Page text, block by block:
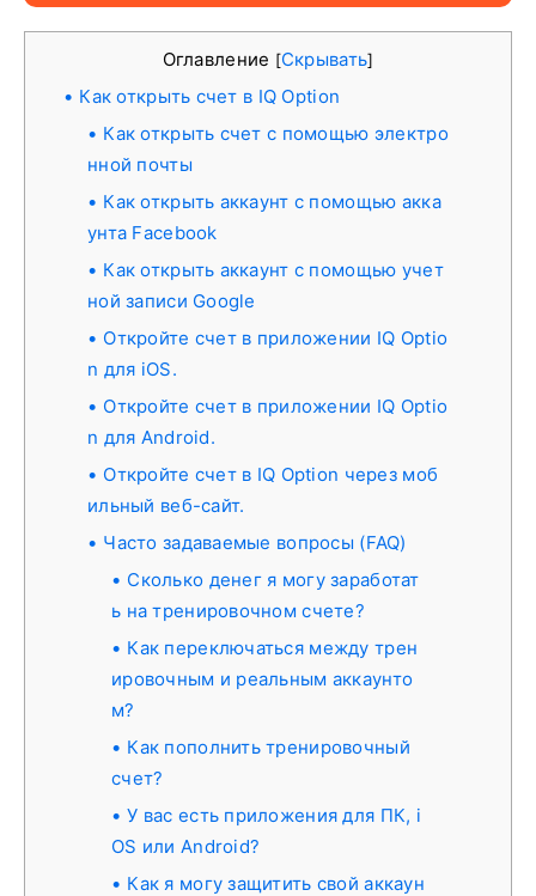
Оглавление [Скрывать]
Как открыть счет в IQ Option
Как открыть счет с помощью электро
нной почты
Как открыть аккаунт с помощью акка
унта Facebook
Как открыть аккаунт с помощью учет
ной записи Google
Откройте счет в приложении IQ Optio
n для iOS.
Откройте счет в приложении IQ Optio
n для Android.
Откройте счет в IQ Option через моб
ильный веб-сайт.
Часто задаваемые вопросы (FAQ)
Сколько денег я могу заработат
ь на тренировочном счете?
Как переключаться между трен
ировочным и реальным аккаунто
м?
Как пополнить тренировочный
счет?
У вас есть приложения для ПК, i
OS или Android?
Как я могу защитить свой аккаун